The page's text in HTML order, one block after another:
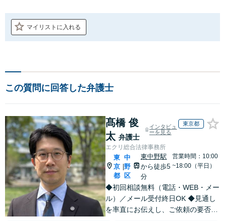
マイリストに入れる
この質問に回答した弁護士
髙橋 俊
太 弁護士
インタビュ
ーを見る
東京都
エクリ総合法律事務所
東
京
都
中
野
区
東中野駅
から徒歩5
分
営業時間：10:00
~18:00（平日）
◆初回相談無料（電話・WEB・メー
ル）／メール受付終日OK ◆見通し
を率直にお伝えし、ご依頼の要否も